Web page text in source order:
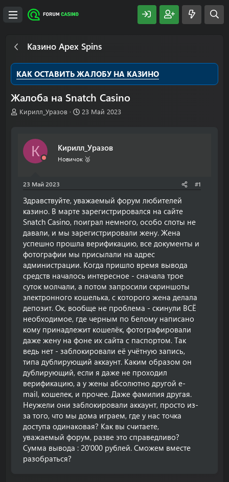
Казино Apex Spins
КАК ОСТАВИТЬ ЖАЛОБУ НА КАЗИНО
Жалоба на Snatch Casino
А
ы
Кирилл_Уразов
Д
н
а
23 Май 2023
К Кирилл_Уразов
Новичок 🥈
23 Май 2023 #1
Здравствуйте, уважаемый форум любителей
казино. В марте зарегистрировался на сайте
Snatch Casino, поиграл немного, особо слоты не
давали, и мы зарегистрировали жену. Жена
успешно прошла верификацию, все документы и
фотографии мы присылали на адрес
администрации. Когда пришло время вывода
средств началось интересное - сначала трое
суток молчали, а потом запросили скриншоты
электронного кошелька, с которого жена делала
депозит. Ок, вообще не проблема - скинули ВСЁ
необходимое, где черным по белому написано
кому принадлежит кошелёк, фотографировали
даже жену на фоне их сайта с паспортом. Так
ведь нет - заблокировали её учётную запись,
типа дублирующий аккаунт. Каким образом он
дублирующий, если я даже не проходил
верификацию, а у жены абсолютно другой e-
mail, кошелек, и прочее. Даже фамилия другая.
Неужели они заблокировали аккаунт, просто из-
за того, что мы дома играем, где у нас точка
доступа одинаковая? Как вы считаете,
уважаемый форум, разве это справедливо?
Сумма вывода : 20'000 рублей. Сможем вместе
разобраться?